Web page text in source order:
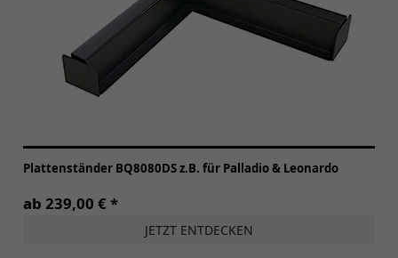
Plattenständer BQ8080DS z.B. für Palladio & Leonardo
ab 239,00 € *
JETZT ENTDECKEN